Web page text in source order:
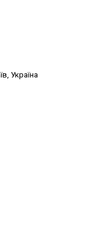
Україна